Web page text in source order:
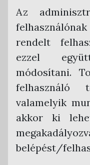
Az
rendelt
ezzel
módosítani.
felhasználó
valamelyik
akkor ki
belépést/